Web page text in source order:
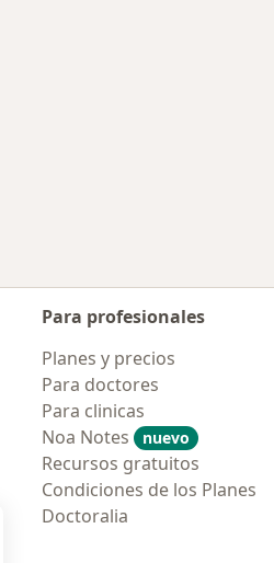
Para profesionales
Planes y precios
Para doctores
Para clinicas
Noa Notes
nuevo
Recursos gratuitos
Condiciones de los Planes
Doctoralia